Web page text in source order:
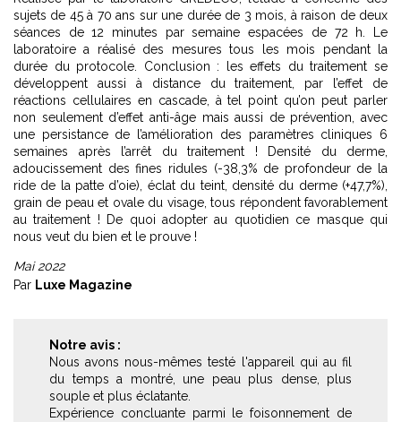
sujets de 45 à 70 ans sur une durée de 3 mois, à raison de deux
séances de 12 minutes par semaine espacées de 72 h. Le
laboratoire a réalisé des mesures tous les mois pendant la
durée du protocole. Conclusion : les effets du traitement se
développent aussi à distance du traitement, par l’effet de
réactions cellulaires en cascade, à tel point qu’on peut parler
non seulement d’effet anti-âge mais aussi de prévention, avec
une persistance de l’amélioration des paramètres cliniques 6
semaines après l’arrêt du traitement ! Densité du derme,
adoucissement des fines ridules (-38,3% de profondeur de la
ride de la patte d’oie), éclat du teint, densité du derme (+47,7%),
grain de peau et ovale du visage, tous répondent favorablement
au traitement ! De quoi adopter au quotidien ce masque qui
nous veut du bien et le prouve !
Mai 2022
Par Luxe Magazine
Notre avis :
Nous avons nous-mêmes testé l'appareil qui au fil
du temps a montré, une peau plus dense, plus
souple et plus éclatante.
Expérience concluante parmi le foisonnement de